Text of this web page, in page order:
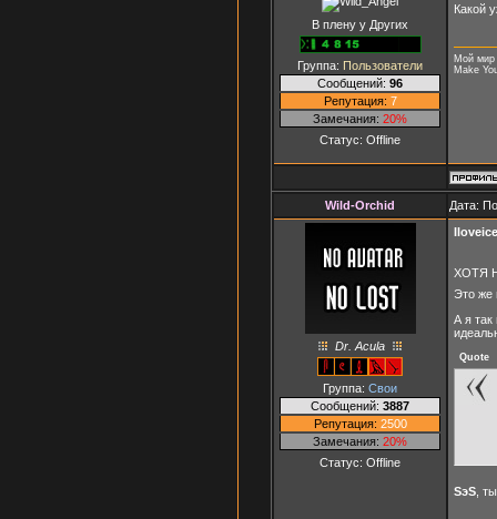
В плену у Других
Группа: Пользователи
Сообщений: 96
Репутация: 7
Замечания: 20%
Статус: Offline
Какой
Мой мир
Make
Wild-Orchid Дата:
Dr. Acula
Группа: Свои
Сообщений: 3887
Репутация: 2500
Замечания: 20%
Статус: Offline
ХОТЯ
Это же
А я
Quote
SэS ,